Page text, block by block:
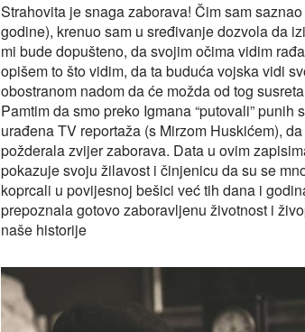
Strahovita je snaga zaborava! Čim sam
godine), krenuo sam u sređivanje dozvola da
mi bude dopušteno, da svojim očima vidim
opišem to što vidim, da ta buduća vojska vidi
obostranom nadom da će možda od tog
Pamtim da smo preko Igmana “putovali” punih
urađena TV reportaža (s Mirzom Huskićem),
požderala zvijer zaborava. Data u ovim
pokazuje svoju žilavost i činjenicu da su se
koprcali u povijesnoj bešici već tih dana i
prepoznala gotovo zaboravljenu životnost i
naše historije